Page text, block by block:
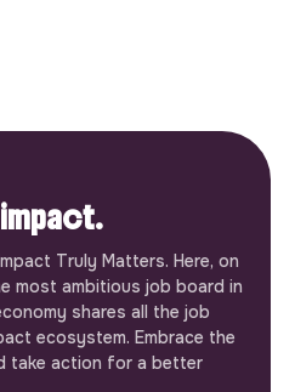
Truly Matters. Here, on
most ambitious job board in
shares all the job
ecosystem. Embrace the
take action for a better